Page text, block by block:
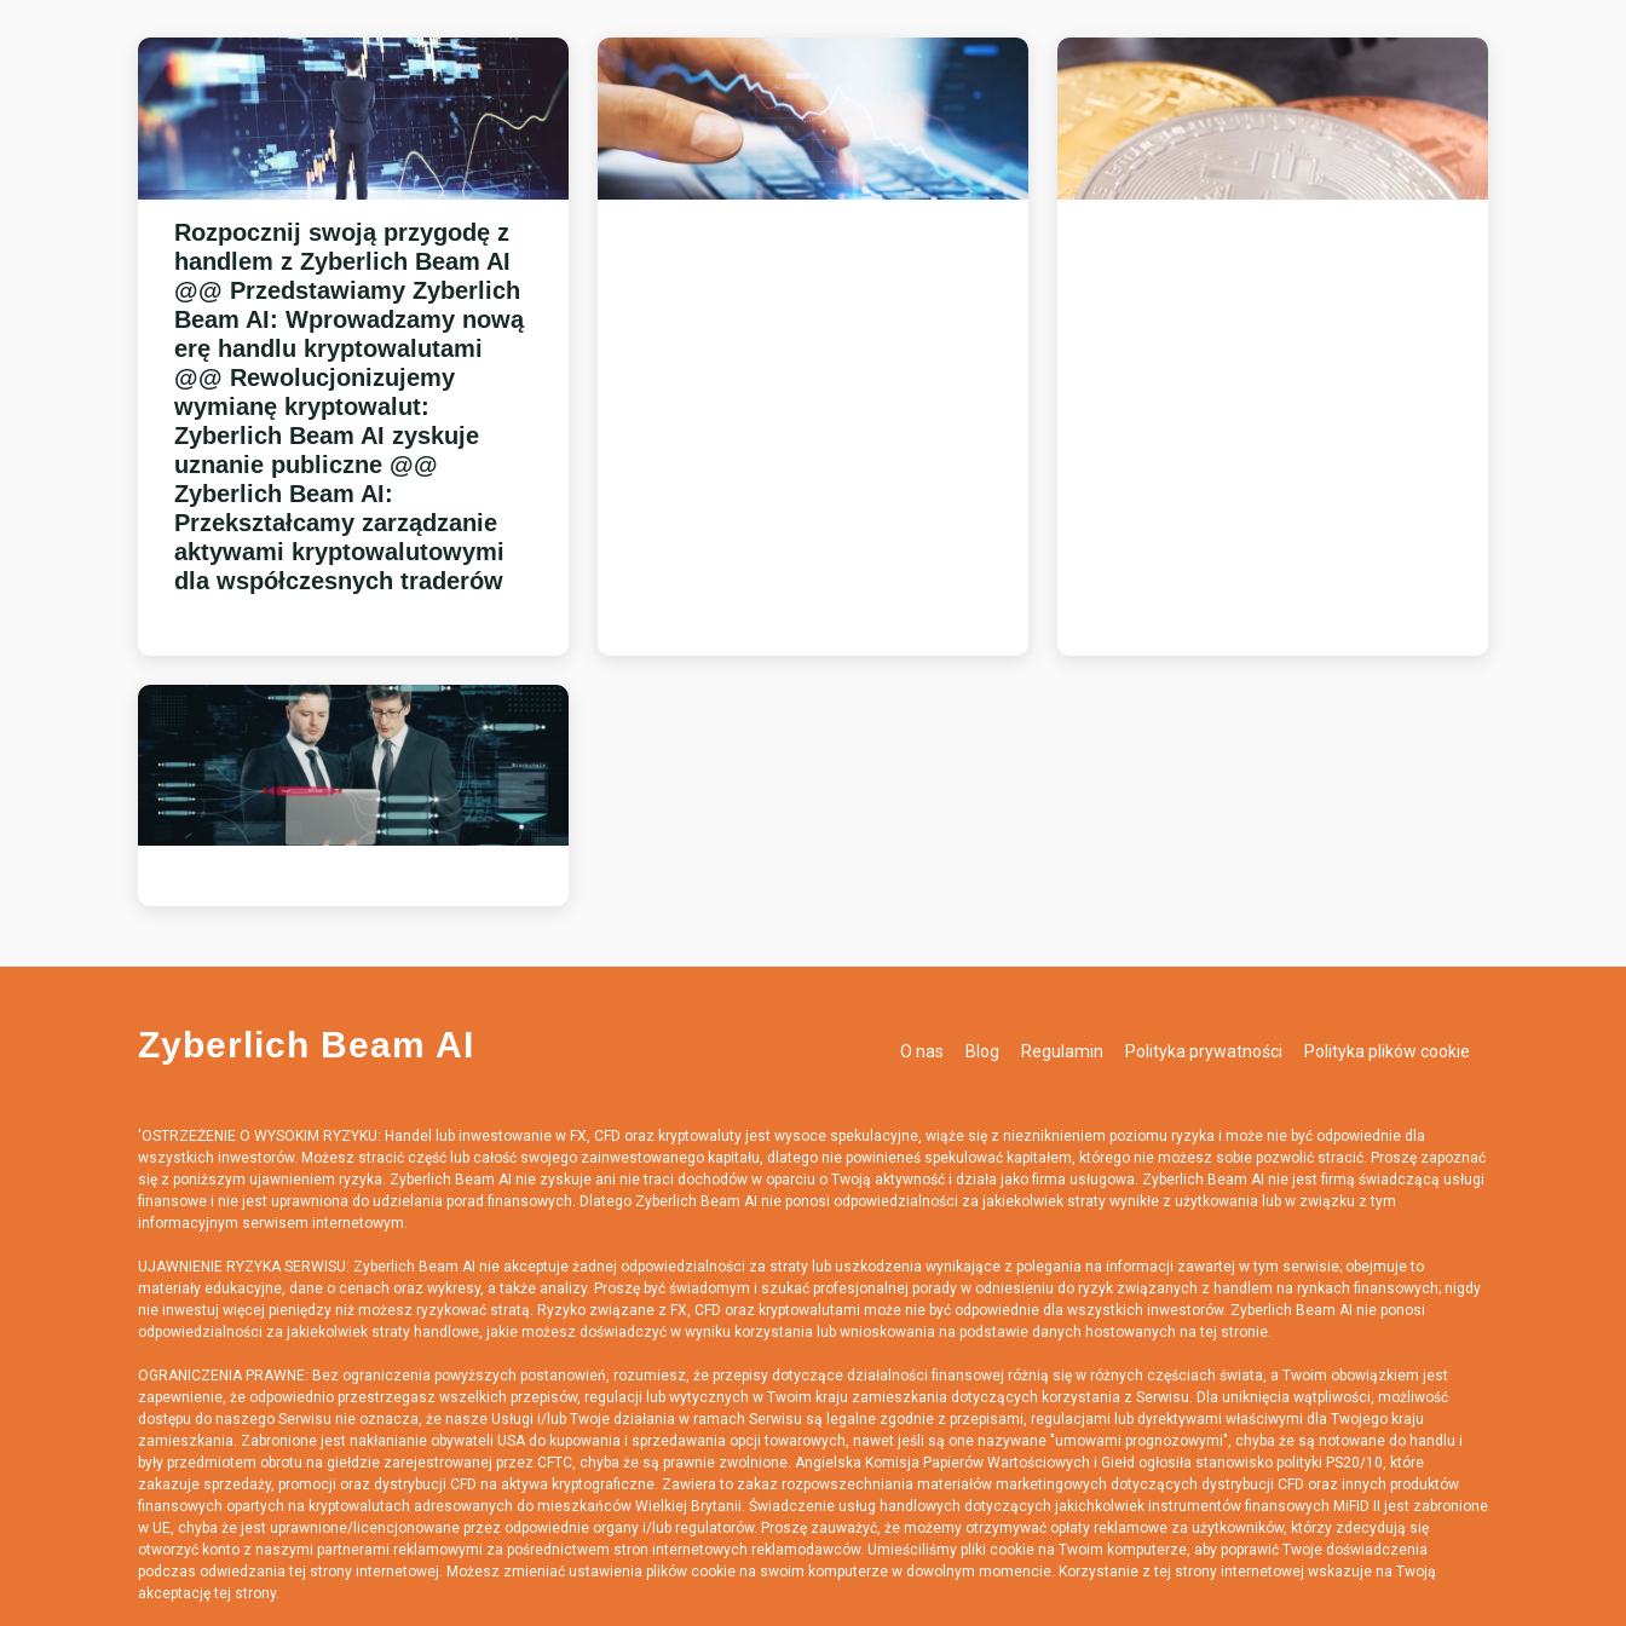
Rozpocznij swoją przygodę z
handlem z Zyberlich Beam AI
@@ Przedstawiamy Zyberlich
Beam AI: Wprowadzamy nową
erę handlu kryptowalutami
@@ Rewolucjonizujemy
wymianę kryptowalut:
Zyberlich Beam AI zyskuje
uznanie publiczne @@
Zyberlich Beam AI:
Przekształcamy zarządzanie
aktywami kryptowalutowymi
dla współczesnych traderów
Zyberlich Beam AI O nas Blog Regulamin Polityka prywatności Polityka plików cookie
'OSTRZEŻENIE O WYSOKIM RYZYKU: Handel lub inwestowanie w FX, CFD oraz kryptowaluty jest wysoce spekulacyjne, wiąże się z niezniknieniem poziomu ryzyka i może nie być odpowiednie dla
wszystkich inwestorów. Możesz stracić część lub całość swojego zainwestowanego kapitału, dlatego nie powinieneś spekulować kapitałem, którego nie możesz sobie pozwolić stracić. Proszę zapoznać
się z poniższym ujawnieniem ryzyka. Zyberlich Beam AI nie zyskuje ani nie traci dochodów w oparciu o Twoją aktywność i działa jako firma usługowa. Zyberlich Beam AI nie jest firmą świadczącą usługi
finansowe i nie jest uprawniona do udzielania porad finansowych. Dlatego Zyberlich Beam AI nie ponosi odpowiedzialności za jakiekolwiek straty wynikłe z użytkowania lub w związku z tym
informacyjnym serwisem internetowym.
UJAWNIENIE RYZYKA SERWISU: Zyberlich Beam AI nie akceptuje żadnej odpowiedzialności za straty lub uszkodzenia wynikające z polegania na informacji zawartej w tym serwisie; obejmuje to
materiały edukacyjne, dane o cenach oraz wykresy, a także analizy. Proszę być świadomym i szukać profesjonalnej porady w odniesieniu do ryzyk związanych z handlem na rynkach finansowych; nigdy
nie inwestuj więcej pieniędzy niż możesz ryzykować stratą. Ryzyko związane z FX, CFD oraz kryptowalutami może nie być odpowiednie dla wszystkich inwestorów. Zyberlich Beam AI nie ponosi
odpowiedzialności za jakiekolwiek straty handlowe, jakie możesz doświadczyć w wyniku korzystania lub wnioskowania na podstawie danych hostowanych na tej stronie.
OGRANICZENIA PRAWNE: Bez ograniczenia powyższych postanowień, rozumiesz, że przepisy dotyczące działalności finansowej różnią się w różnych częściach świata, a Twoim obowiązkiem jest
zapewnienie, że odpowiednio przestrzegasz wszelkich przepisów, regulacji lub wytycznych w Twoim kraju zamieszkania dotyczących korzystania z Serwisu. Dla uniknięcia wątpliwości, możliwość
dostępu do naszego Serwisu nie oznacza, że nasze Usługi i/lub Twoje działania w ramach Serwisu są legalne zgodnie z przepisami, regulacjami lub dyrektywami właściwymi dla Twojego kraju
zamieszkania. Zabronione jest nakłanianie obywateli USA do kupowania i sprzedawania opcji towarowych, nawet jeśli są one nazywane "umowami prognozowymi", chyba że są notowane do handlu i
były przedmiotem obrotu na giełdzie zarejestrowanej przez CFTC, chyba że są prawnie zwolnione. Angielska Komisja Papierów Wartościowych i Giełd ogłosiła stanowisko polityki PS20/10, które
zakazuje sprzedaży, promocji oraz dystrybucji CFD na aktywa kryptograficzne. Zawiera to zakaz rozpowszechniania materiałów marketingowych dotyczących dystrybucji CFD oraz innych produktów
finansowych opartych na kryptowalutach adresowanych do mieszkańców Wielkiej Brytanii. Świadczenie usług handlowych dotyczących jakichkolwiek instrumentów finansowych MiFID II jest zabronione
w UE, chyba że jest uprawnione/licencjonowane przez odpowiednie organy i/lub regulatorów. Proszę zauważyć, że możemy otrzymywać opłaty reklamowe za użytkowników, którzy zdecydują się
otworzyć konto z naszymi partnerami reklamowymi za pośrednictwem stron internetowych reklamodawców. Umieściliśmy pliki cookie na Twoim komputerze, aby poprawić Twoje doświadczenia
podczas odwiedzania tej strony internetowej. Możesz zmieniać ustawienia plików cookie na swoim komputerze w dowolnym momencie. Korzystanie z tej strony internetowej wskazuje na Twoją
akceptację tej strony.